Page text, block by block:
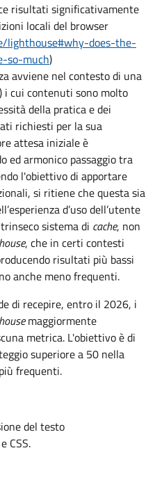
risultati significativamente
locali del browser
lighthouse#why-does-the-
so-much)
avviene nel contesto di una
i cui contenuti sono molto
della pratica e dei
richiesti per la sua
attesa iniziale è
ed armonico passaggio tra
l'obiettivo di apportare
si ritiene che questa sia
d’uso dell’utente
sistema di cache, non
, che in certi contesti
risultati più bassi
anche meno frequenti.
di recepire, entro il 2026, i
maggiormente
metrica. L'obiettivo è di
superiore a 50 nella
frequenti.
del testo
CSS.